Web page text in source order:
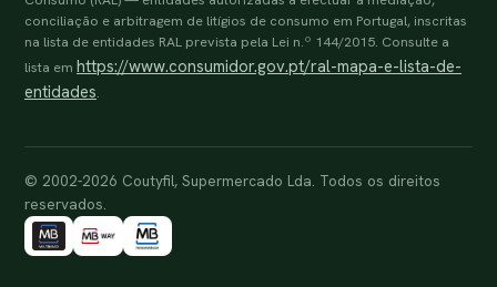
conciliação e arbitragem de litígios de consumo em Portugal, inscritas
na lista de entidades RAL prevista pela Lei n.º 144/2015. Consulte a
lista em https://www.consumidor.gov.pt/ral-mapa-e-lista-de-
entidades.
© 2002-2026 Coutyfil, Supermercado Lda. Todos os direitos
reservados.